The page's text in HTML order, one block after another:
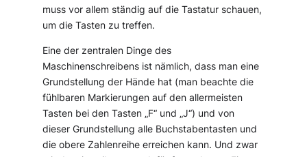
muss vor allem ständig auf die Tastatur schauen,
um die Tasten zu treffen.
Eine der zentralen Dinge des
Maschinenschreibens ist nämlich, dass man eine
Grundstellung der Hände hat (man beachte die
fühlbaren Markierungen auf den allermeisten
Tasten bei den Tasten „F“ und „J“) und von
dieser Grundstellung alle Buchstabentasten und
die obere Zahlenreihe erreichen kann. Und zwar